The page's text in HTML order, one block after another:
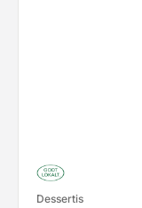
Dessertis